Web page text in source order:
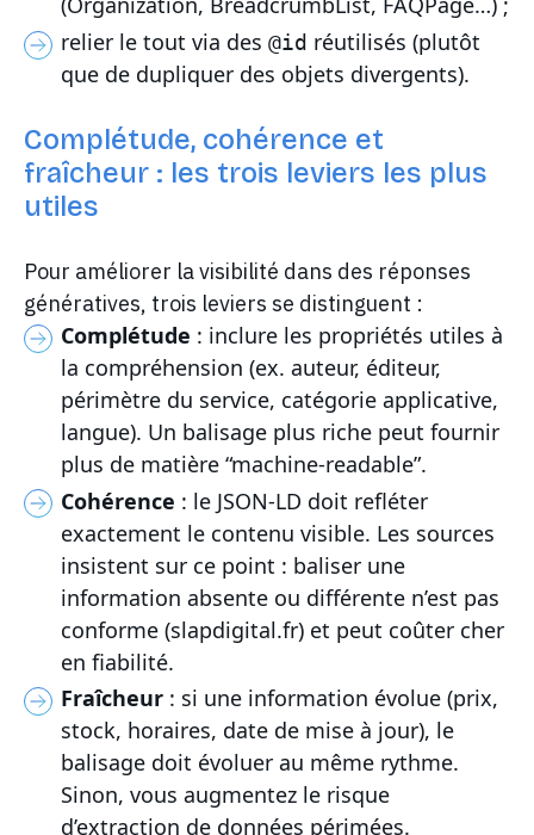
relier le tout via des@id réutilisés (plutôt
que de dupliquer des objets divergents).
Complétude, cohérence et
fraîcheur : les trois leviers les plus
utiles
Pour améliorer la visibilité dans des réponses
génératives, trois leviers se distinguent :
Complétude : inclure les propriétés utiles à
la compréhension (ex. auteur, éditeur,
périmètre du service, catégorie applicative,
langue). Un balisage plus riche peut fournir
plus de matière “machine-readable”.
Cohérence : le JSON-LD doit refléter
exactement le contenu visible. Les sources
insistent sur ce point : baliser une
information absente ou différente n’est pas
conforme (slapdigital.fr) et peut coûter cher
en fiabilité.
Fraîcheur : si une information évolue (prix,
stock, horaires, date de mise à jour), le
balisage doit évoluer au même rythme.
Sinon, vous augmentez le risque
d’extraction de données périmées.